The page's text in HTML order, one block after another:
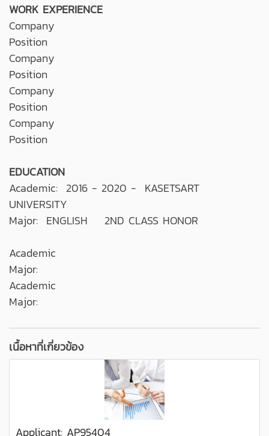
WORK EXPERIENCE
Company
Position
Company
Position
Company
Position
Company
Position
EDUCATION
Academic: 2016 - 2020 - KASETSART
UNIVERSITY
Major: ENGLISH 2ND CLASS HONOR
Academic
Major:
Academic
Major:
เนื้อหาที่เกี่ยวข้อง
Applicant: AP95404